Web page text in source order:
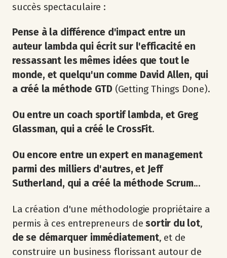
succès spectaculaire :
Pense à la différence d'impact entre un
auteur lambda qui écrit sur l'efficacité en
ressassant les mêmes idées que tout le
monde, et quelqu'un comme David Allen, qui
a créé la méthode GTD (Getting Things Done).
Ou entre un coach sportif lambda, et Greg
Glassman, qui a créé le CrossFit.
Ou encore entre un expert en management
parmi des milliers d'autres, et Jeff
Sutherland, qui a créé la méthode Scrum...
La création d'une méthodologie propriétaire a
permis à ces entrepreneurs desortir du lot,
de se démarquer immédiatement, et de
construire un business florissant autour de